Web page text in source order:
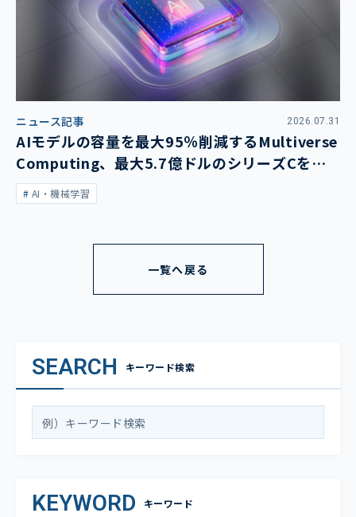
ニュース記事 2026.07.31
AIモデルの容量を最大95％削減するMultiverse
Computing、最大5.7億ドルのシリーズCを発
表AI・機械学習
一覧へ戻る
SEARCH キーワード検索
KEYWORD キーワード